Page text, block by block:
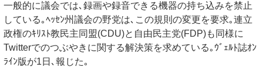
一般的に議会では､録画や録音できる機器の持ち込みを禁止
している｡ﾍｯｾﾝ州議会の野党は､この規則の変更を要求｡連立
政権のｷﾘｽﾄ教民主同盟(CDU)と自由民主党(FDP)も同様に
Twitterでのつぶやきに関する解決策を求めている｡ｳﾞｪﾙﾄ誌ｵﾝ
ﾗｲﾝ版が1日､報じた｡